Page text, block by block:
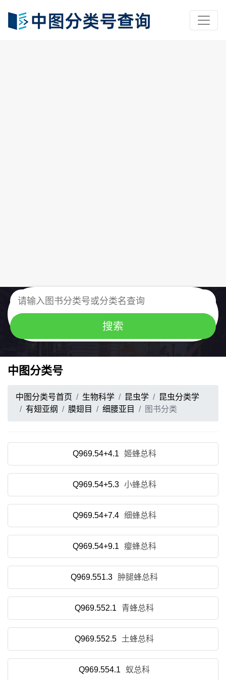
中图分类号
中图分类号首页 生物科学 昆虫学
昆虫分类学
有翅亚纲
膜翅目 细腰亚目 图书分类
Q969.54+4.1 姬蜂总科
Q969.54+5.3 小蜂总科
Q969.54+7.4 细蜂总科
Q969.54+9.1 瘿蜂总科
Q969.551.3 肿腿蜂总科
Q969.552.1 青蜂总科
Q969.552.5 土蜂总科
Q969.554.1 蚁总科